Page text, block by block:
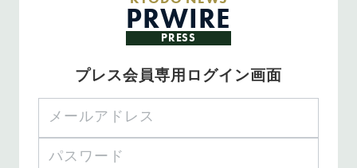
PRWIRE
PRESS
プレス会員専用ログイン画面